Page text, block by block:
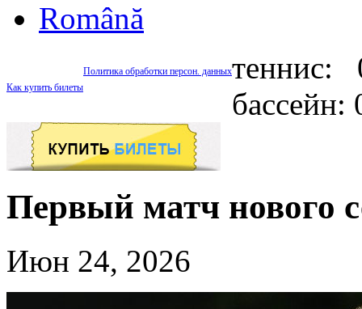
Română
Политика обработки персон. данных
Как купить билеты
теннис:
Первый матч нового
Июн 24, 2026